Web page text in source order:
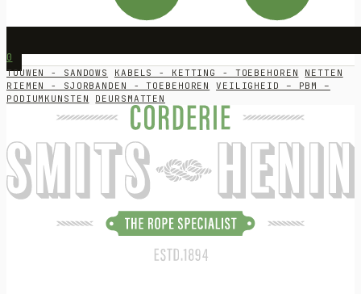
0
TOUWEN - SANDOWS KABELS - KETTING - TOEBEHOREN
NETTEN
RIEMEN - SJORBANDEN - TOEBEHOREN
VEILIGHEID – PBM –
PODIUMKUNSTEN
DEURSMATTEN